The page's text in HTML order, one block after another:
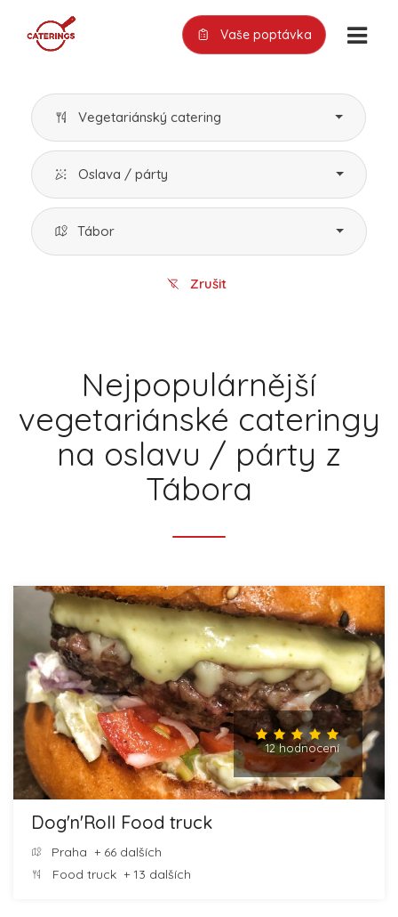
Vaše poptávka
Vegetariánský catering
Oslava / párty
Tábor
Zrušit
Nejpopulárnější
vegetariánské cateringy
na oslavu / párty z
Tábora
12 hodnocení
Dog'n'Roll Food truck
Praha + 66 dalších
Food truck + 13 dalších